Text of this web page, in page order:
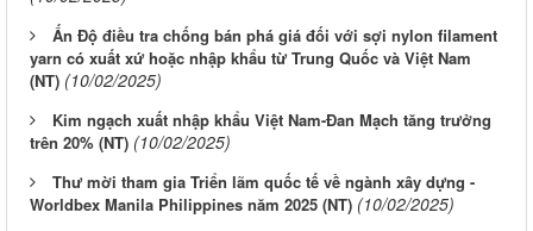
Ấn Độ điều tra chống bán phá giá đối với sợi nylon filament
yarn có xuất xứ hoặc nhập khẩu từ Trung Quốc và Việt Nam
(NT) (10/02/2025)
Kim ngạch xuất nhập khẩu Việt Nam-Đan Mạch tăng trưởng
trên 20% (NT) (10/02/2025)
Thư mời tham gia Triển lãm quốc tế về ngành xây dựng -
Worldbex Manila Philippines năm 2025 (NT) (10/02/2025)